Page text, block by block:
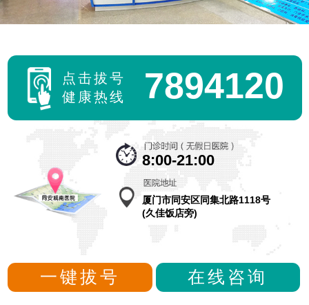
点击拔号
健康热线
7894120
8:00-21:00
厦门市同安区同集北路1118号
(久佳饭店旁)
一键拔号 在线咨询